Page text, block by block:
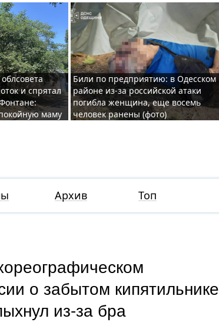
и спрятал
маму
Били по предприятию: в Одесском
районе из-за российской атаки
погибла женщина, еще восемь
человек ранены (фото)
Архив Топ
о забытом кипятильнике
из-за бра